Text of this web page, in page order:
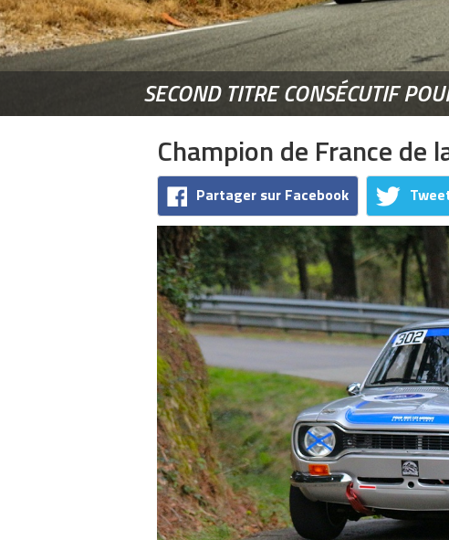
SECOND TITRE CONSÉCUTIF
Champion de France de
Partager sur Facebook